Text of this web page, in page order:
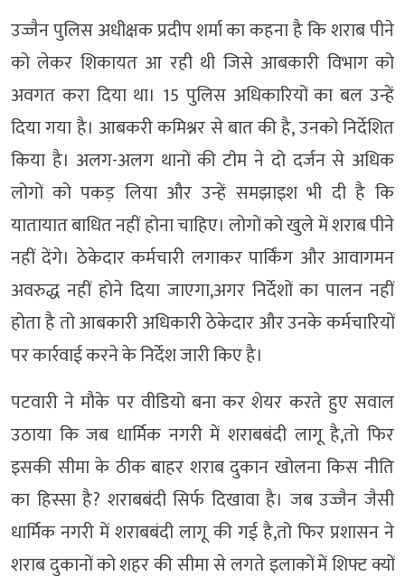
उज्जैन पुलिस अधीक्षक प्रदीप शर्मा का कहना है कि शराब पीने
को लेकर शिकायत आ रही थी जिसे आबकारी विभाग को
अवगत करा दिया था। 15 पुलिस अधिकारियों का बल उन्हें
दिया गया है। आबकरी कमिश्नर से बात की है, उनको निर्देशित
किया है। अलग-अलग थानों की टीम ने दो दर्जन से अधिक
लोगों को पकड़ लिया और उन्हें समझाइश भी दी है कि
यातायात बाधित नहीं होना चाहिए। लोगों को खुले में शराब पीने
नहीं देंगे। ठेकेदार कर्मचारी लगाकर पार्किंग और आवागमन
अवरुद्ध नहीं होने दिया जाएगा,अगर निर्देशों का पालन नहीं
होता है तो आबकारी अधिकारी ठेकेदार और उनके कर्मचारियों
पर कार्रवाई करने के निर्देश जारी किए है।
पटवारी ने मौके पर वीडियो बना कर शेयर करते हुए सवाल
उठाया कि जब धार्मिक नगरी में शराबबंदी लागू है,तो फिर
इसकी सीमा के ठीक बाहर शराब दुकान खोलना किस नीति
का हिस्सा है? शराबबंदी सिर्फ दिखावा है। जब उज्जैन जैसी
धार्मिक नगरी में शराबबंदी लागू की गई है,तो फिर प्रशासन ने
शराब दुकानों को शहर की सीमा से लगते इलाकों में शिफ्ट क्यों